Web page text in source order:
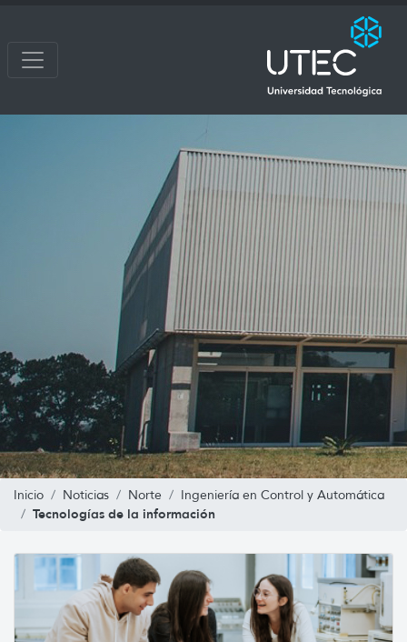
Inicio Noticias Norte Ingeniería en Control y Automática
Tecnologías de la información